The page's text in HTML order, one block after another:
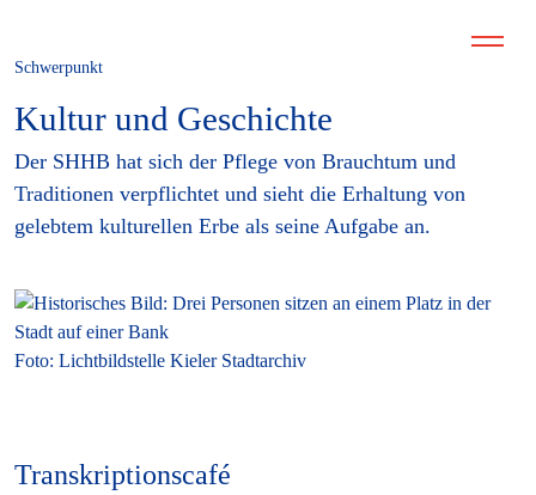
Schwerpunkt
Kultur und Geschichte
Der SHHB hat sich der Pflege von Brauchtum und
Traditionen verpflichtet und sieht die Erhaltung von
gelebtem kulturellen Erbe als seine Aufgabe an.
Foto: Lichtbildstelle Kieler Stadtarchiv
Transkriptionscafé